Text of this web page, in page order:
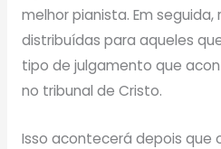
melhor pianista. Em
distribuídas para aqueles
tipo de julgamento que
no tribunal de Cristo.
Isso acontecerá depois que